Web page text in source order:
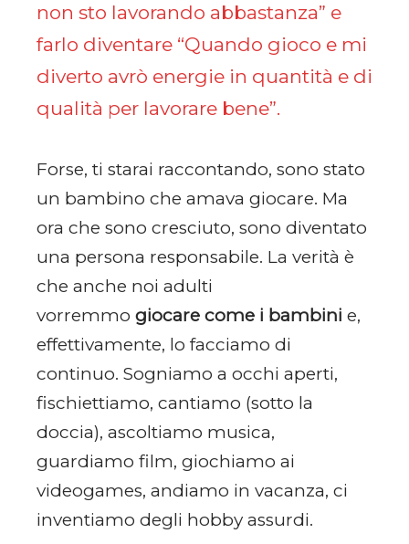
non sto lavorando abbastanza” e
farlo diventare “Quando gioco e mi
diverto avrò energie in quantità e di
qualità per lavorare bene”.
Forse, ti starai raccontando, sono stato
un bambino che amava giocare. Ma
ora che sono cresciuto, sono diventato
una persona responsabile. La verità è
che anche noi adulti
vorremmo giocare come i bambini e,
effettivamente, lo facciamo di
continuo. Sogniamo a occhi aperti,
fischiettiamo, cantiamo (sotto la
doccia), ascoltiamo musica,
guardiamo film, giochiamo ai
videogames, andiamo in vacanza, ci
inventiamo degli hobby assurdi.